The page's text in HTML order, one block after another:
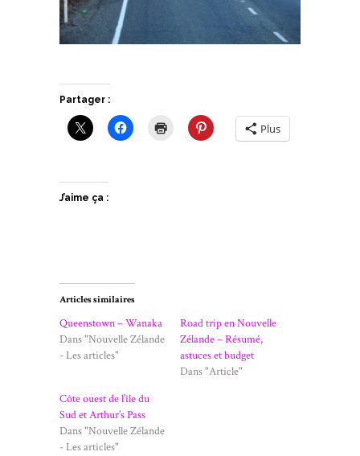
Partager :
Plus
J’aime ça :
Articles similaires
Queenstown – Wanaka
Dans "Nouvelle Zélande
- Les articles"
Road trip en Nouvelle
Zélande – Résumé,
astuces et budget
Dans "Article"
Côte ouest de l’île du
Sud et Arthur’s Pass
Dans "Nouvelle Zélande
- Les articles"